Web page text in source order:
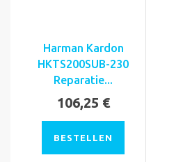
Harman Kardon
HKTS200SUB-230
Reparatie...
106,25 €
BESTELLEN